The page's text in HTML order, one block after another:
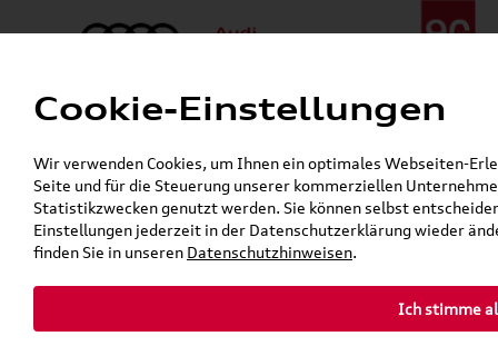
Menü
24h-Pannenhilfe:+49 (0)171 / 870 72 87
Gerade geöffnet
Verkauf:Mo. - Fr. 08:00 - 19:00 Uhr Sa. 09:00 - 13:00 Uhr
Service:Mo. - Fr. 06:00 - 20:00 Uhr Sa. 08:00 - 13:00 Uhr
Zurück zur Startseite
Cookie-Einstellungen
Wir verwenden Cookies, um Ihnen ein optimales Webseiten-
Seite und für die Steuerung unserer kommerziellen
Statistikzwecken genutzt werden. Sie können selbst
Einstellungen jederzeit in der Datenschutzerklärung wieder
finden Sie in unseren Datenschutzhinweisen.
Ich stimme